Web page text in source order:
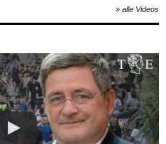
» alle Videos